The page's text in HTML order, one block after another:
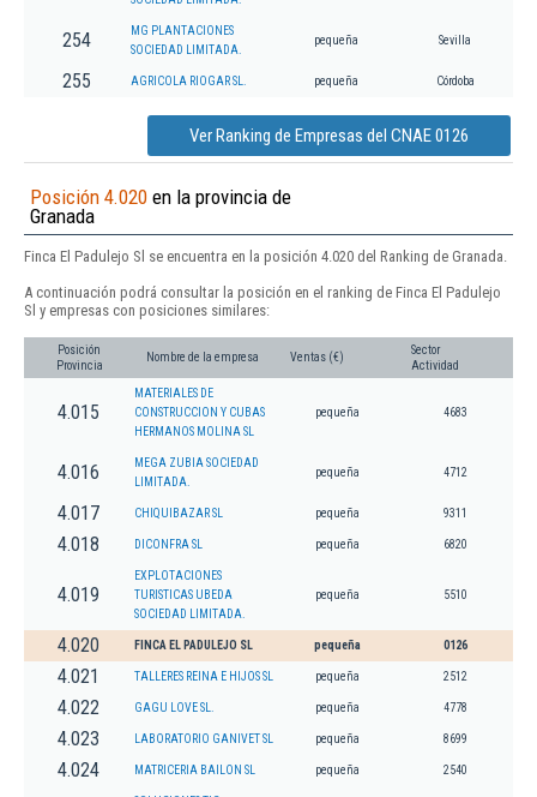
254
MG PLANTACIONES
SOCIEDAD LIMITADA.
pequeña Sevilla
255 AGRICOLA RIOGAR SL. pequeña Córdoba
Ver Ranking de Empresas del CNAE 0126
Posición 4.020 en la provincia de
Granada
Finca El Padulejo Sl se encuentra en la posición 4.020 del Ranking de Granada.
A continuación podrá consultar la posición en el ranking de Finca El Padulejo
Sl y empresas con posiciones similares:
Posición
Provincia
Nombre de la empresa Ventas (€)
Sector
Actividad
4.015
MATERIALES DE
CONSTRUCCION Y CUBAS
HERMANOS MOLINA SL
pequeña 4683
4.016
MEGA ZUBIA SOCIEDAD
LIMITADA.
pequeña 4712
4.017 CHIQUIBAZAR SL pequeña 9311
4.018 DICONFRA SL pequeña 6820
4.019
EXPLOTACIONES
TURISTICAS UBEDA
SOCIEDAD LIMITADA.
pequeña 5510
4.020 FINCA EL PADULEJO SL pequeña 0126
4.021 TALLERES REINA E HIJOS SL pequeña 2512
4.022 GAGU LOVE SL. pequeña 4778
4.023 LABORATORIO GANIVET SL pequeña 8699
4.024 MATRICERIA BAILON SL pequeña 2540